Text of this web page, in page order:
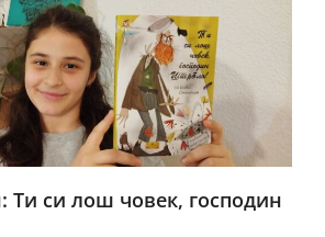
Ти си лош човек, господин